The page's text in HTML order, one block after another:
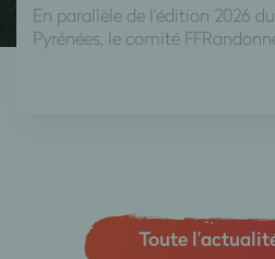
En parallèle de l'édition 2026
Pyrénées, le comité
Toute